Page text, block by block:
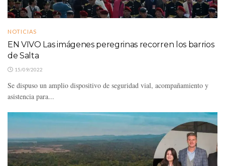
NOTICIAS
EN VIVO Las imágenes peregrinas recorren los barrios
de Salta
15/09/2022
Se dispuso un amplio dispositivo de seguridad vial, acompañamiento y
asistencia para...